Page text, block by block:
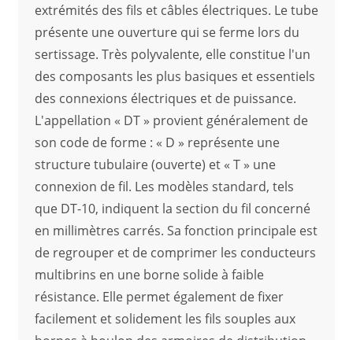
extrémités des fils et câbles électriques. Le tube
présente une ouverture qui se ferme lors du
sertissage. Très polyvalente, elle constitue l'un
des composants les plus basiques et essentiels
des connexions électriques et de puissance.
L'appellation « DT » provient généralement de
son code de forme : « D » représente une
structure tubulaire (ouverte) et « T » une
connexion de fil. Les modèles standard, tels
que DT-10, indiquent la section du fil concerné
en millimètres carrés. Sa fonction principale est
de regrouper et de comprimer les conducteurs
multibrins en une borne solide à faible
résistance. Elle permet également de fixer
facilement et solidement les fils souples aux